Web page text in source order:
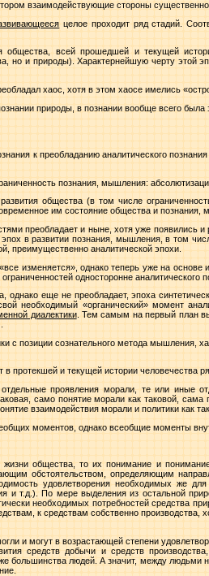
взаимодействующие стороны существенно
целое проходит ряд стадий.
общества, всей прошедшей и текущей
но и природы). Характернейшую черту этой
хаос, хотя в этом хаосе имелись
природы, в познании вообще всего
к преобладанию аналитического
познания, мышления:
общества (в том числе
им состояние общества и познания,
преобладает и ныне, хотя уже появились
в развитии познания, мышления, в том
преимущественно аналитической эпохи.
изменяется», однако теперь уже на
односторонне аналитического
однако еще не преобладает, эпоха
необходимый «органический» момент
диалектики. Тем самым на первый план
с позиции сознательного метода мышления,
протекшей и текущей истории человечества
проявления морали, те или иные
само понятие морали как таковой, сама
взаимодействия морали и политики как
моментов, однако всеобщие моменты
общества, то их понимание и
обстоятельством, определяющим
удовлетворения необходимых же
и т.д.). По меревыделения из остальной
необходимых потребностей средства
к средствам собственно производства,
и могут в возрастающей степени
средств добычи и средств
большинства людей. А значит, между людьми